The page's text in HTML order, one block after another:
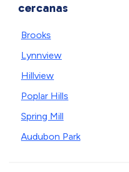
cercanas
Brooks
Lynnview
Hillview
Poplar Hills
Spring Mill
Audubon Park